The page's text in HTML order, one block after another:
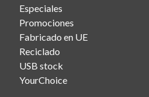
Especiales
Promociones
Fabricado en UE
Reciclado
USB stock
YourChoice